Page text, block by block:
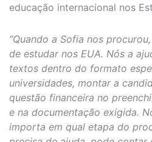
educação internacional nos
“Quando a Sofia nos
de estudar nos EUA. Nós a
textos dentro do formato
universidades, montar a
questão financeira no
e na documentação exigida.
importa em qual etapa do